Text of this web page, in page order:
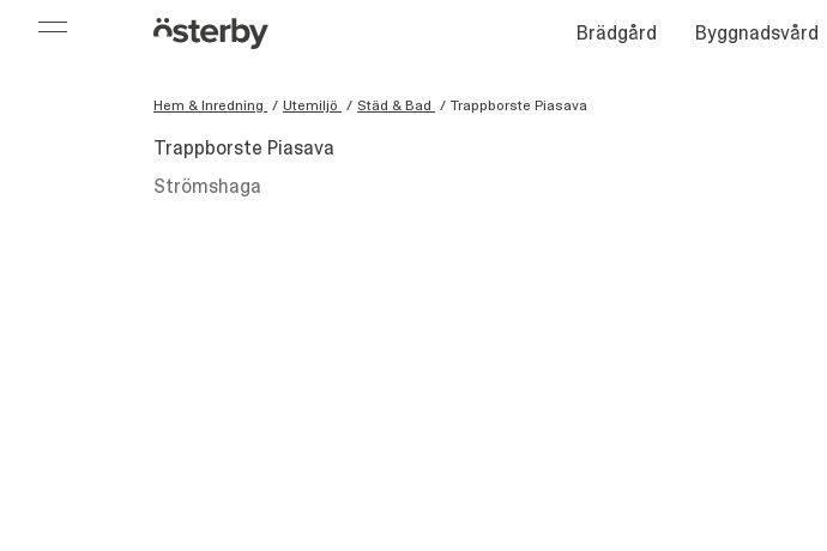
Brädgård Byggnadsvård
Hem & Inredning / Utemiljö / Städ & Bad / Trappborste Piasava
Trappborste Piasava
Strömshaga